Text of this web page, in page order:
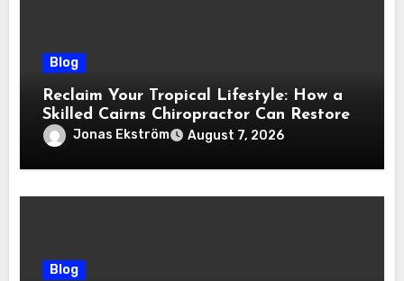
Blog
Reclaim Your Tropical Lifestyle: How a
Skilled Cairns Chiropractor Can Restore
Your Natural Movement
Jonas Ekström August 7, 2026
Blog